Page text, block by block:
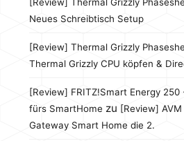
[Review] Thermal Grizzly
Neues Schreibtisch Setup
[Review] Thermal Grizzly
Thermal Grizzly CPU köpfen &
[Review] FRITZ!Smart Energy
fürs SmartHome zu [Review]
Gateway Smart Home die 2.